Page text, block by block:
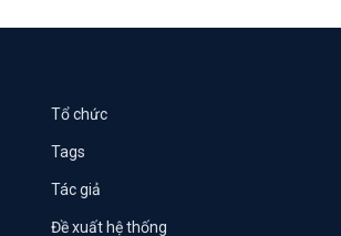
Tổ chức
Tags
Tác giả
Đề xuất hệ thống